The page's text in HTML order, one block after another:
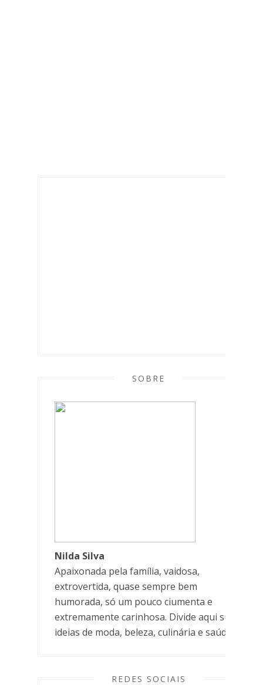
SOBRE
Nilda Silva
Apaixonada pela família, vaidosa,
extrovertida, quase sempre bem
humorada, só um pouco ciumenta e
extremamente carinhosa. Divide aqui suas
ideias de moda, beleza, culinária e saúde.
REDES SOCIAIS